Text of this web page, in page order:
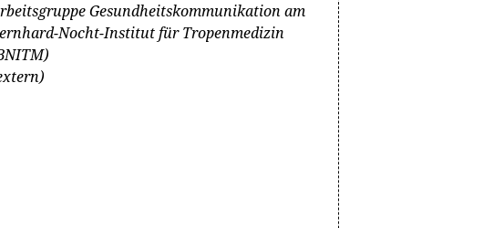
Gesundheitskommunikation am
Nocht-Institut für Tropenmedizin